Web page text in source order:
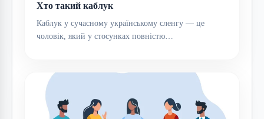
Хто такий каблук
Каблук у сучасному українському сленгу — це
чоловік, який у стосунках повністю…